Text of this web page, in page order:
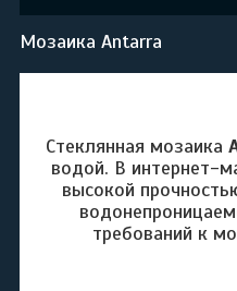
Мозаика Antarra
Стеклянная мозаика
водой. В интернет-
высокой
требований к